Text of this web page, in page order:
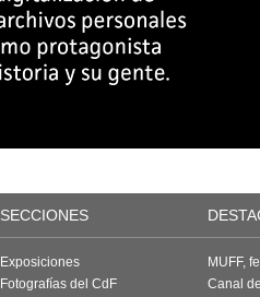
SECCIONES
Exposiciones
Fotografías del CdF
MUFF,
Canal